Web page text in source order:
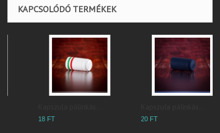
KAPCSOLÓDÓ TERMÉKEK